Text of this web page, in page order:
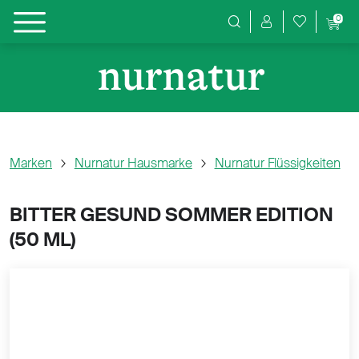
Produktsuche
0
Marken Nurnatur Hausmarke Nurnatur Flüssigkeiten
BITTER GESUND SOMMER EDITION
(50 ML)